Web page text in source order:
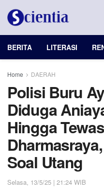
BERITA LITERASI
Home DAERAH
Polisi Buru
Diduga
Hingga
Soal Utang
Selasa, 13/5/25 | 21:24 WIB